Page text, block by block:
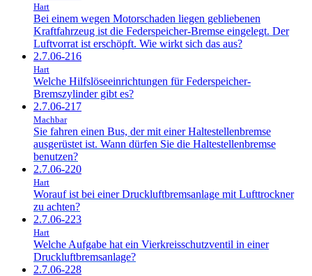
Hart
Bei einem wegen Motorschaden liegen gebliebenen
Kraftfahrzeug ist die Federspeicher-Bremse eingelegt. Der
Luftvorrat ist erschöpft. Wie wirkt sich das aus?
2.7.06-216
Hart
Welche Hilfslöseeinrichtungen für Federspeicher-
Bremszylinder gibt es?
2.7.06-217
Machbar
Sie fahren einen Bus, der mit einer Haltestellenbremse
ausgerüstet ist. Wann dürfen Sie die Haltestellenbremse
benutzen?
2.7.06-220
Hart
Worauf ist bei einer Druckluftbremsanlage mit Lufttrockner
zu achten?
2.7.06-223
Hart
Welche Aufgabe hat ein Vierkreisschutzventil in einer
Druckluftbremsanlage?
2.7.06-228